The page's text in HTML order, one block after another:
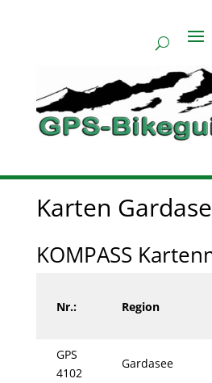
Karten
KOMPASS
Nr.: Region
GPS
4102
Gardasee